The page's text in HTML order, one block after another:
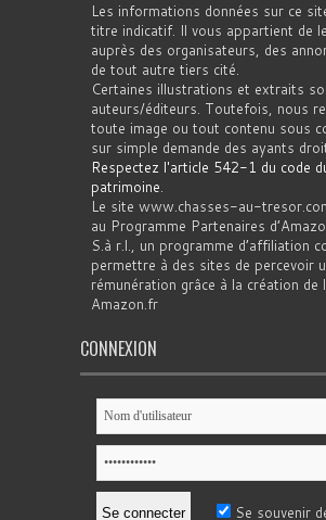
Les informations données sur ce
titre indicatif. Il vous appartient de
auprès des organisateurs, des
de tout autre tiers cité.
Certaines illustrations et extraits
auteurs/éditeurs. Toutefois, nous
toute image ou tout contenu sous
sur simple demande des ayants
Respectez l'article 542-1 du code
patrimoine.
Le site www.chasses-au-
au Programme Partenaires
S.à r.l., un programme d’affiliation
permettre à des sites de percevoir
rémunération grâce à la création de
Amazon.fr
CONNEXION
Se souvenir